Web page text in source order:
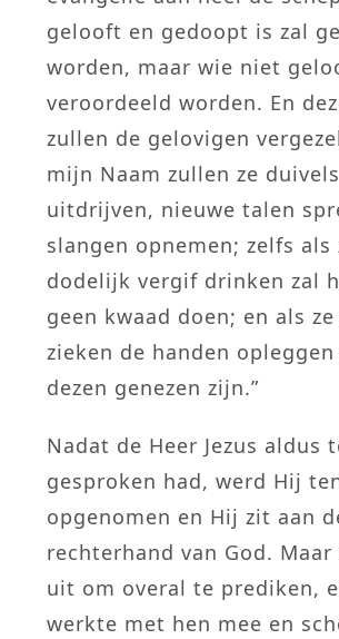
gelooft en gedoopt is zal
worden, maar wie niet
veroordeeld worden. En
zullen de gelovigen
mijn Naam zullen ze duivels
uitdrijven, nieuwe talen
slangen opnemen; zelfs als
dodelijk vergif drinken zal
geen kwaad doen; en als ze
zieken de handen
dezen genezen zijn.”
Nadat de Heer Jezus aldus
gesproken had, werd Hij
opgenomen en Hij zit aan
rechterhand van God.
uit om overal te prediken,
werkte met hen mee en